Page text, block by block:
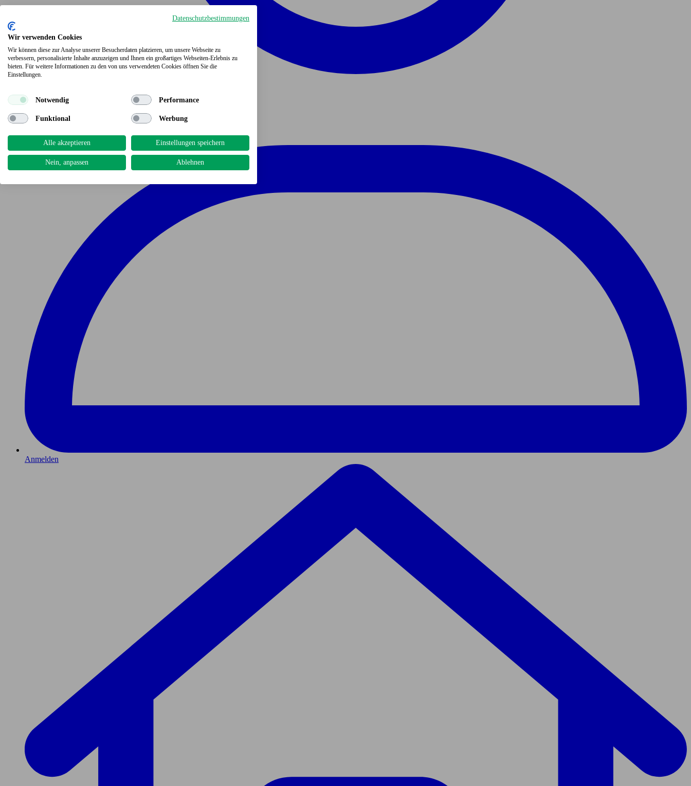
Anmelden
Datenschutzbestimmungen
Wir verwenden Cookies
Wir können diese zur Analyse unserer Besucherdaten platzieren, um unsere Webseite zu
verbessern, personalisierte Inhalte anzuzeigen und Ihnen ein großartiges Webseiten-Erlebnis zu
bieten. Für weitere Informationen zu den von uns verwendeten Cookies öffnen Sie die
Einstellungen.
Notwendig Performance
Funktional Werbung
Alle akzeptieren Einstellungen speichern
Nein, anpassen Ablehnen